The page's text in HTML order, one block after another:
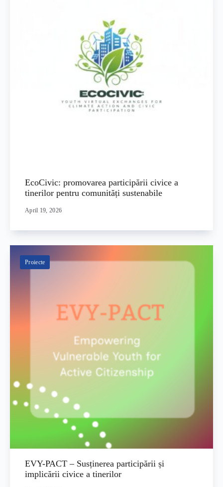
EcoCivic: promovarea participării civice a
tinerilor pentru comunități sustenabile
April 19, 2026
Proiecte
EVY-PACT – Susținerea participării și
implicării civice a tinerilor